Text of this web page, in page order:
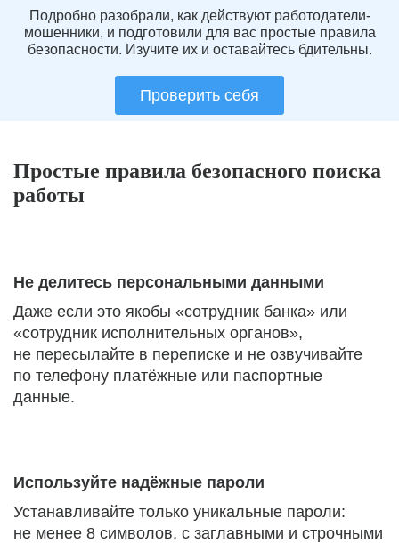
Подробно разобрали, как действуют работодатели-
мошенники, и подготовили для вас простые правила
безопасности. Изучите их и оставайтесь бдительны.
Проверить себя
Простые правила безопасного поиска
работы
Не делитесь персональными данными
Даже если это якобы «сотрудник банка» или
«сотрудник исполнительных органов»,
не пересылайте в переписке и не озвучивайте
по телефону платёжные или паспортные
данные.
Используйте надёжные пароли
Устанавливайте только уникальные пароли:
не менее 8 символов, с заглавными и строчными